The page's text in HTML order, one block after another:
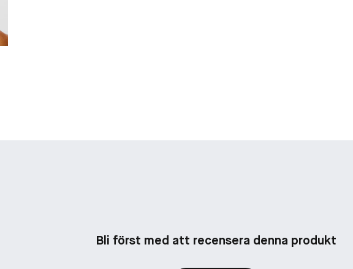
Bli först med att recensera denna produkt